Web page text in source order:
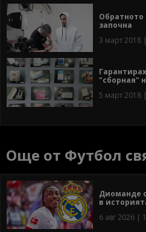
Обратното
започна
3 март 2018
"сборная"
5 март 2018
Още от Футбол
Диоманде
в
6 авг 2026 |